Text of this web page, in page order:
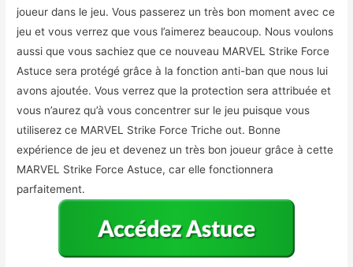
joueur dans le jeu. Vous passerez un très bon moment avec ce
jeu et vous verrez que vous l’aimerez beaucoup. Nous voulons
aussi que vous sachiez que ce nouveau MARVEL Strike Force
Astuce sera protégé grâce à la fonction anti-ban que nous lui
avons ajoutée. Vous verrez que la protection sera attribuée et
vous n’aurez qu’à vous concentrer sur le jeu puisque vous
utiliserez ce MARVEL Strike Force Triche out. Bonne
expérience de jeu et devenez un très bon joueur grâce à cette
MARVEL Strike Force Astuce, car elle fonctionnera
parfaitement.